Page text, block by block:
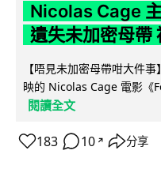
Nicolas Cage
遺失未加密母帶
【唔見未加密母帶咁大件
映的 Nicolas Cage 電影《
閱讀全文
183 10 ↗ 分享